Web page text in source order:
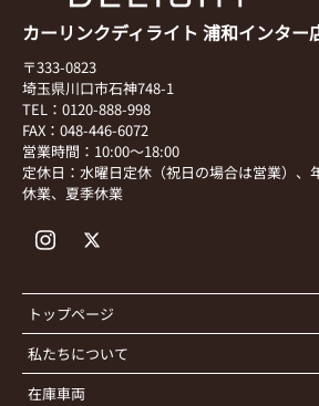
カーリンクディライト 浦和インター
〒333-0823
埼玉県川口市石神748-1
TEL：0120-888-998
FAX：048-446-6072
営業時間：10:00～18:00
定休日：水曜日定休（祝日の場合は営業）、
休業、夏季休業
トップページ
私たちについて
在庫車両